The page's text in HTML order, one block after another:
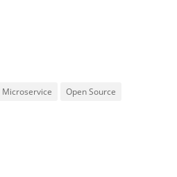
Microservice
Open Source